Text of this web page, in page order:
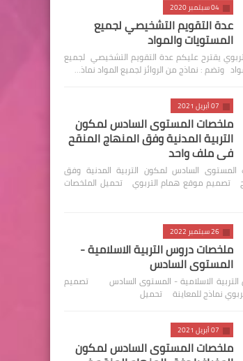
04 سبتمبر 2020
عدة التقويم التشخيصي لجميع
المستويات والمواد
يقترح عليكم عدة التقويم التشخيصي لجميع
وتضم : نماذج من الروائز لجميع المواد نماذ…
07 أبريل 2021
ملخصات المستوى السادس لمكون
التربية المدنية وفق المنهاج المنقح
في ملف واحد
السادس لمكون التربية المدنية وفق
تصميم موقع همام التربوي تحميل الملخصات
26 سبتمبر 2022
ملخصات دروس التربية الاسلامية -
المستوى السادس
الاسلامية - المستوى السادس تصميم
نماذج للمعاينة تحميل
07 أبريل 2021
ملخصات المستوى السادس لمكون